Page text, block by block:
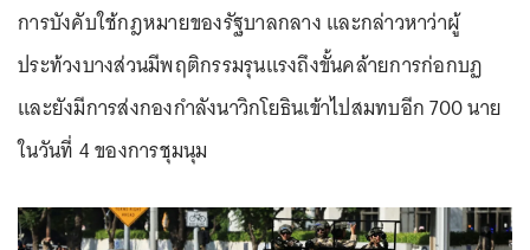
การบังคับใช้กฎหมายของรัฐบาลกลาง และกล่าวหาว่าผู้
ประท้วงบางส่วนมีพฤติกรรมรุนแรงถึงขั้นคล้ายการก่อกบฏ
และยังมีการส่งกองกำลังนาวิกโยธินเข้าไปสมทบอีก 700 นาย
ในวันที่ 4 ของการชุมนุม